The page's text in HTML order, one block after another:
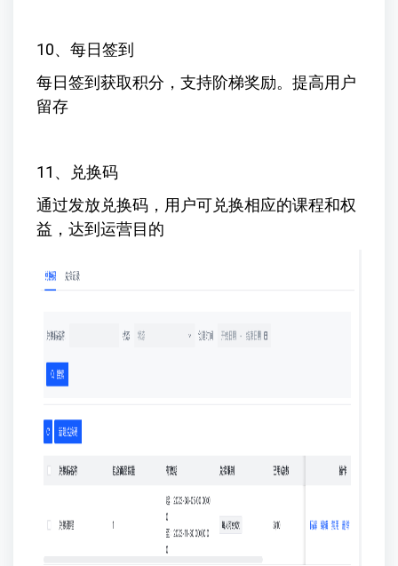
10、每日签到
每日签到获取积分，支持阶梯奖励。提高用户
留存
11、兑换码
通过发放兑换码，用户可兑换相应的课程和权
益，达到运营目的